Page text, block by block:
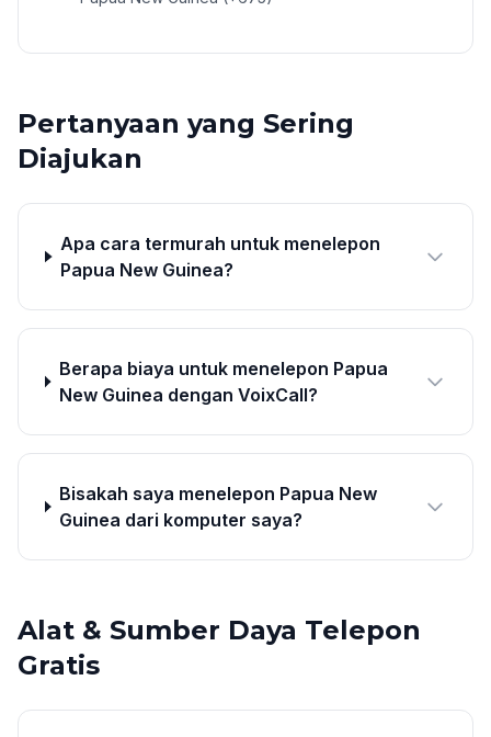
Pertanyaan yang Sering
Diajukan
Apa cara termurah untuk menelepon
Papua New Guinea?
Berapa biaya untuk menelepon Papua
New Guinea dengan VoixCall?
Bisakah saya menelepon Papua New
Guinea dari komputer saya?
Alat & Sumber Daya Telepon
Gratis